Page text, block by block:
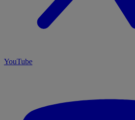
YouTube